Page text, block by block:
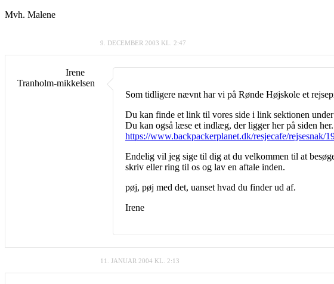
Mvh. Malene
9. DECEMBER 2003 KL. 2:47
Irene
Tranholm-mikkelsen
Som tidligere nævnt har vi på Rønde Højskole et
Du kan finde et link til vores side i link sektionen
Du kan også læse et indlæg, der ligger her på siden her.
https://www.backpackerplanet.dk/resjecafe/rejsesnak/
Endelig vil jeg sige til dig at du velkommen til at
skriv eller ring til os og lav en aftale inden.
pøj, pøj med det, uanset hvad du finder ud af.
Irene
11. JANUAR 2004 KL. 2:13